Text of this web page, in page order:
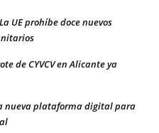
La UE prohíbe doce nuevos
de CYVCV en Alicante ya
nueva plataforma digital para